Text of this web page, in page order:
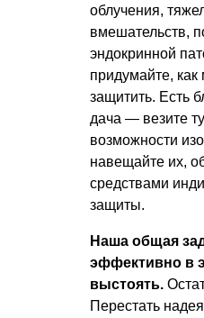
облучения,
вмешательств,
эндокринной
придумайте,
защитить. Есть
дача — везите
возможности
навещайте их,
средствами
защиты.
Наша общая
эффективно в
выстоять.
Перестать